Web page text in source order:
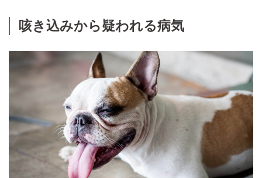
咳き込みから疑われる病気